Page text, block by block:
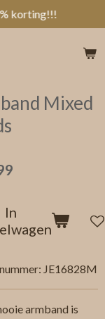
korting!!!
Mixed
In
JE16828M
armband is